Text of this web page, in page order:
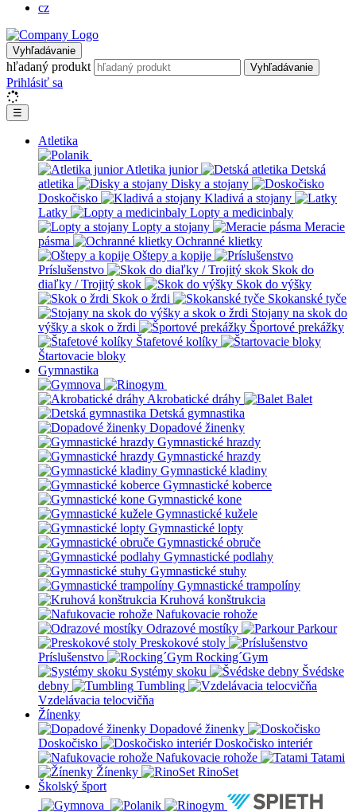
cz
Vyhľadávanie
hľadaný produkt Vyhľadávanie
Prihlásiť sa
☰
Atletika
Atletika junior
Detská
atletika
Disky a stojany
Doskočisko
Kladivá a stojany
Latky
Lopty a medicinbaly
Lopty a stojany
Meracie
pásma
Ochranné klietky
Oštepy a kopije
Príslušenstvo
Skok do
diaľky / Trojitý skok
Skok do výšky
Skok o žrdi
Skokanské tyče
Stojany na skok do
výšky a skok o žrdi
Športové prekážky
Štafetové kolíky
Štartovacie bloky
Gymnastika
Akrobatické dráhy
Balet
Detská gymnastika
Dopadové žinenky
Gymnastické hrazdy
Gymnastické hrazdy
Gymnastické kladiny
Gymnastické koberce
Gymnastické kone
Gymnastické kužele
Gymnastické lopty
Gymnastické obruče
Gymnastické podlahy
Gymnastické stuhy
Gymnastické trampolíny
Kruhová konštrukcia
Nafukovacie rohože
Odrazové mostíky
Parkour
Preskokové stoly
Príslušenstvo
Rocking´Gym
Systémy skoku
Švédske
debny
Tumbling
Vzdelávacia telocvičňa
Žínenky
Dopadové žinenky
Doskočisko
Doskočisko interiér
Nafukovacie rohože
Tatami
Žínenky
RinoSet
Školský šport